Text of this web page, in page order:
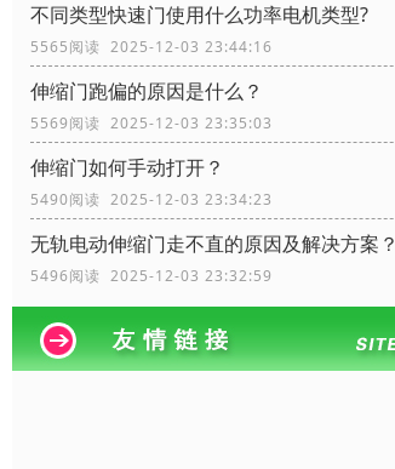
不同类型快速门使用什么功率电机类型?
5565阅读 2025-12-03 23:44:16
伸缩门跑偏的原因是什么？
5569阅读 2025-12-03 23:35:03
伸缩门如何手动打开？
5490阅读 2025-12-03 23:34:23
无轨电动伸缩门走不直的原因及解决方案？
5496阅读 2025-12-03 23:32:59